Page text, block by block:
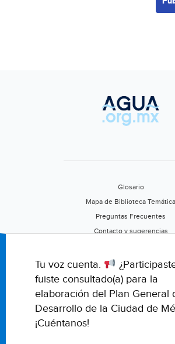
Glosario
Mapa de Biblioteca Temática
Preguntas Frecuentes
Contacto y sugerencias
Califica este portal
Tu voz cuenta.
fuiste consultado(a) para la
elaboración del Plan General
Desarrollo de la Ciudad de
¡Cuéntanos!